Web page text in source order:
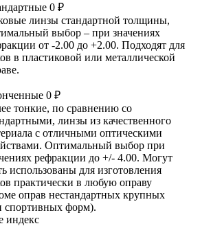
0 ₽
линзы стандартной толщины,
выбор – при значениях
от -2.00 до +2.00. Подходят для
в пластиковой или металлической
0 ₽
тонкие, по сравнению со
линзы из качественного
с отличными оптическими
Оптимальный выбор при
рефракции до +/- 4.00. Могут
использованы для изготовления
практически в любую оправу
оправ нестандартных крупных
спортивных форм).
индекс